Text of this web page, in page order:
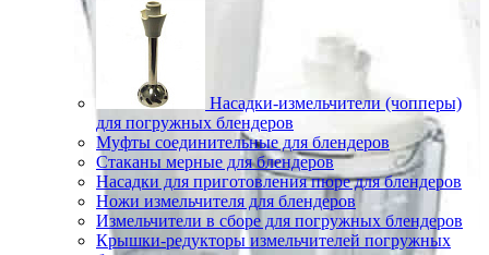
Насадки-измельчители (чопперы)
для погружных блендеров
Муфты соединительные для блендеров
Стаканы мерные для блендеров
Насадки для приготовления пюре для блендеров
Ножи измельчителя для блендеров
Измельчители в сборе для погружных блендеров
Крышки-редукторы измельчителей погружных